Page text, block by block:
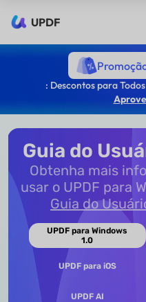
UPDF
: Descontos para
Guia do
Obtenha mais
usar o UPDF para
Guia do
UPDF para Windows
1.0
UPDF para iOS
UPDF AI